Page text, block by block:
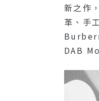
新之作
革、手
DAB